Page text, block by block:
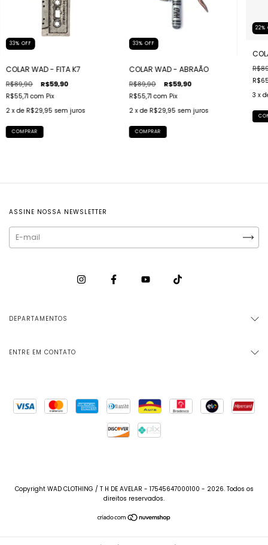
33% OFF
COLAR WAD - FITA K7
R$89,90 R$59,90
R$55,71com Pix
2 x de R$29,95 sem juros
COMPRAR
33% OFF
COLAR WAD - ABRAÃO
R$89,90 R$59,90
R$55,71com Pix
2 x de R$29,95 sem juros
COMPRAR
22%
3 x
ASSINE NOSSA NEWSLETTER
DEPARTAMENTOS
ENTRE EM CONTATO
Copyright WAD CLOTHING / T H DE AVELAR - 17545647000100 - 2026. Todos os
direitos reservados.